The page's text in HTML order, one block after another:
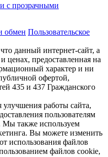
с прозрачными
обмен Пользовательское
данный интернет-сайт, а
ценах, предоставленная на
характер и ни
офертой,
435 и 437 Гражданского
работы сайта,
пользователям
Мы также используем
Вы можете изменить
использования файлов
файлов cookie,